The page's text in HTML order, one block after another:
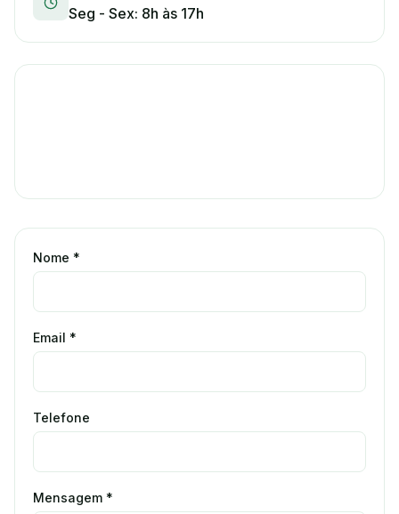
Seg - Sex: 8h às 17h
Nome *
Email *
Telefone
Mensagem *